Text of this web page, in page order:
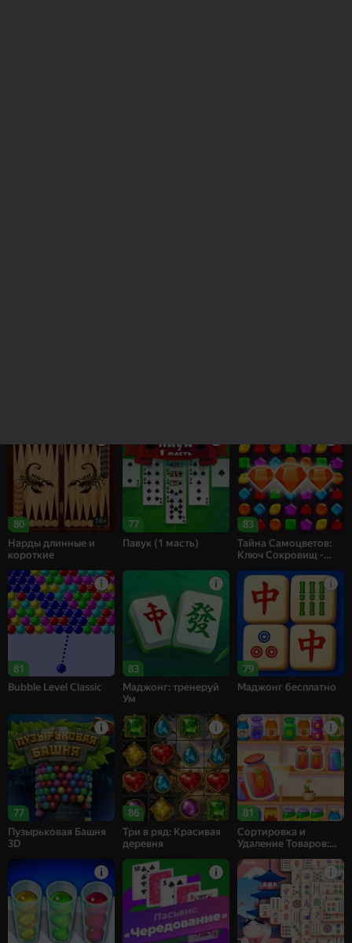
80 16+
Нарды длинные и
короткие
77
Павук (1 масть)
83
Тайна Самоцветов:
Ключ Сокровищ -
81
Bubble Level Classic
83
Маджонг: тренеруй
Ум
79
Маджонг бесплатно
77
Пузырьковая Башня
3D
86
Три в ряд: Красивая
деревня
81
Сортировка и
Удаление Товаров: